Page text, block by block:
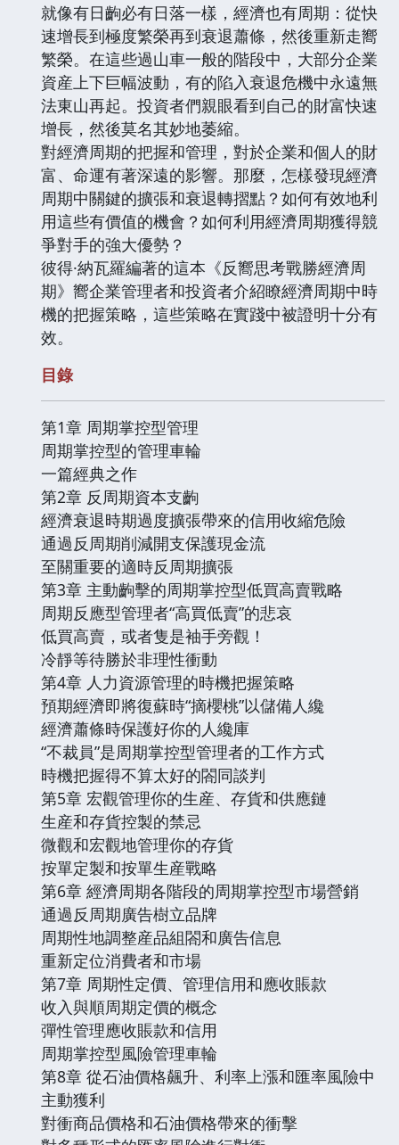
就像有日齣必有日落一樣，經濟也有周期：從快
速增長到極度繁榮再到衰退蕭條，然後重新走嚮
繁榮。在這些過山車一般的階段中，大部分企業
資産上下巨幅波動，有的陷入衰退危機中永遠無
法東山再起。投資者們親眼看到自己的財富快速
增長，然後莫名其妙地萎縮。
對經濟周期的把握和管理，對於企業和個人的財
富、命運有著深遠的影響。那麼，怎樣發現經濟
周期中關鍵的擴張和衰退轉摺點？如何有效地利
用這些有價值的機會？如何利用經濟周期獲得競
爭對手的強大優勢？
彼得·納瓦羅編著的這本《反嚮思考戰勝經濟周
期》嚮企業管理者和投資者介紹瞭經濟周期中時
機的把握策略，這些策略在實踐中被證明十分有
效。
目錄
第1章 周期掌控型管理
周期掌控型的管理車輪
一篇經典之作
第2章 反周期資本支齣
經濟衰退時期過度擴張帶來的信用收縮危險
通過反周期削減開支保護現金流
至關重要的適時反周期擴張
第3章 主動齣擊的周期掌控型低買高賣戰略
周期反應型管理者“高買低賣”的悲哀
低買高賣，或者隻是袖手旁觀！
冷靜等待勝於非理性衝動
第4章 人力資源管理的時機把握策略
預期經濟即將復蘇時“摘櫻桃”以儲備人纔
經濟蕭條時保護好你的人纔庫
“不裁員”是周期掌控型管理者的工作方式
時機把握得不算太好的閤同談判
第5章 宏觀管理你的生産、存貨和供應鏈
生産和存貨控製的禁忌
微觀和宏觀地管理你的存貨
按單定製和按單生産戰略
第6章 經濟周期各階段的周期掌控型市場營銷
通過反周期廣告樹立品牌
周期性地調整産品組閤和廣告信息
重新定位消費者和市場
第7章 周期性定價、管理信用和應收賬款
收入與順周期定價的概念
彈性管理應收賬款和信用
周期掌控型風險管理車輪
第8章 從石油價格飆升、利率上漲和匯率風險中
主動獲利
對衝商品價格和石油價格帶來的衝擊